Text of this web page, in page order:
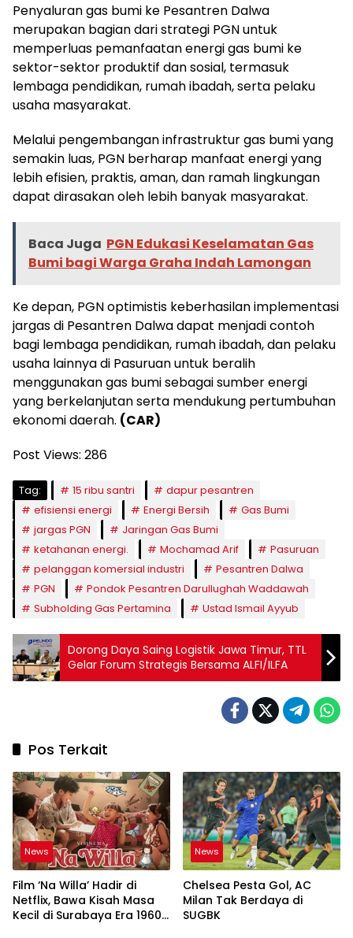
Penyaluran gas bumi ke Pesantren Dalwa
merupakan bagian dari strategi PGN untuk
memperluas pemanfaatan energi gas bumi ke
sektor-sektor produktif dan sosial, termasuk
lembaga pendidikan, rumah ibadah, serta pelaku
usaha masyarakat.
Melalui pengembangan infrastruktur gas bumi yang
semakin luas, PGN berharap manfaat energi yang
lebih efisien, praktis, aman, dan ramah lingkungan
dapat dirasakan oleh lebih banyak masyarakat.
Baca Juga PGN Edukasi Keselamatan Gas
Bumi bagi Warga Graha Indah Lamongan
Ke depan, PGN optimistis keberhasilan implementasi
jargas di Pesantren Dalwa dapat menjadi contoh
bagi lembaga pendidikan, rumah ibadah, dan pelaku
usaha lainnya di Pasuruan untuk beralih
menggunakan gas bumi sebagai sumber energi
yang berkelanjutan serta mendukung pertumbuhan
ekonomi daerah. (CAR)
Post Views: 286
Tag: 15 ribu santri
dapur pesantren
efisiensi energi
Energi Bersih
Gas Bumi
jargas PGN
Jaringan Gas Bumi
ketahanan energi.
Mochamad Arif
Pasuruan
pelanggan komersial industri
Pesantren Dalwa
PGN
Pondok Pesantren Darullughah Waddawah
Subholding Gas Pertamina
Ustad Ismail Ayyub
Dorong Daya Saing Logistik Jawa Timur, TTL
Gelar Forum Strategis Bersama ALFI/ILFA
Pos Terkait
News
Film ‘Na Willa’ Hadir di
Netflix, Bawa Kisah Masa
Kecil di Surabaya Era 1960-
News
Chelsea Pesta Gol, AC
Milan Tak Berdaya di
SUGBK